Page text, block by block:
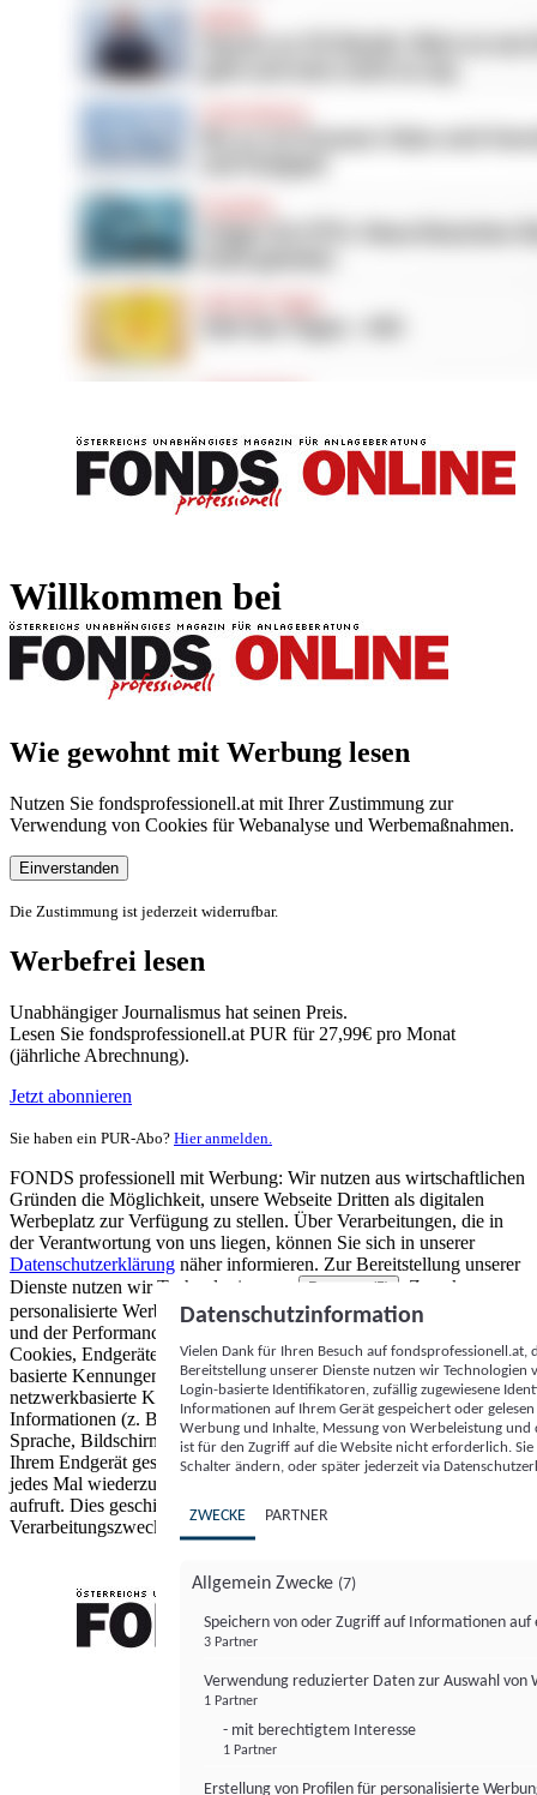
Willkommen bei
Wie gewohnt mit Werbung lesen
Nutzen Sie fondsprofessionell.at mit Ihrer Zustimmung zur
Verwendung von Cookies für Webanalyse und Werbemaßnahmen.
Einverstanden
Die Zustimmung ist jederzeit widerrufbar.
Werbefrei lesen
Unabhängiger Journalismus hat seinen Preis.
Lesen Sie fondsprofessionell.at PUR für 27,99€ pro Monat
(jährliche Abrechnung).
Jetzt abonnieren
Sie haben ein PUR-Abo? Hier anmelden.
FONDS professionell mit Werbung: Wir nutzen aus wirtschaftlichen
Gründen die Möglichkeit, unsere Webseite Dritten als digitalen
Werbeplatz zur Verfügung zu stellen. Über Verarbeitungen, die in
der Verantwortung von uns liegen, können Sie sich in unserer
Datenschutzerklärung näher informieren. Zur Bereitstellung unserer
Dienste nutzen wir Technologien von
Partnern (5)
. Zwecke:
personalisierte Werbung und Inhalte, Messung von Werbeleistung
und der Performance von Inhalten sowie Zielgruppenforschung.
Cookies, Endgeräte- oder ähnliche Online-Kennungen (z. B. login-
basierte Kennungen, zufällig generierte Kennungen,
netzwerkbasierte Kennungen) können zusammen mit anderen
Informationen (z. B. Browsertyp und Browserinformationen,
Sprache, Bildschirmgröße, unterstützte Technologien usw.) auf
Ihrem Endgerät gespeichert oder von dort ausgelesen werden, um es
jedes Mal wiederzuerkennen, wenn es eine App oder einer Webseite
aufruft. Dies geschieht für einen oder mehrere der hier aufgeführten
Verarbeitungszwecke.
Datenschutzinformation
Vielen Dank für Ihren Besuch auf
Bereitstellung unserer Dienste nutzen wir Technologien
Login-basierte Identifikatoren, zufällig zugewiesene
Informationen auf Ihrem Gerät gespeichert oder
Werbung und Inhalte, Messung von Werbeleistung
ist für den Zugriff auf die Website nicht erforderlich.
Schalter ändern, oder später jederzeit via
ZWECKE PARTNER
Allgemein Zwecke (7)
Speichern von oder Zugriff auf Informationen auf
3 Partner
Verwendung reduzierter Daten zur Auswahl von
1 Partner
- mit berechtigtem Interesse
1 Partner
Erstellung von Profilen für personalisierte
FONDS professionell